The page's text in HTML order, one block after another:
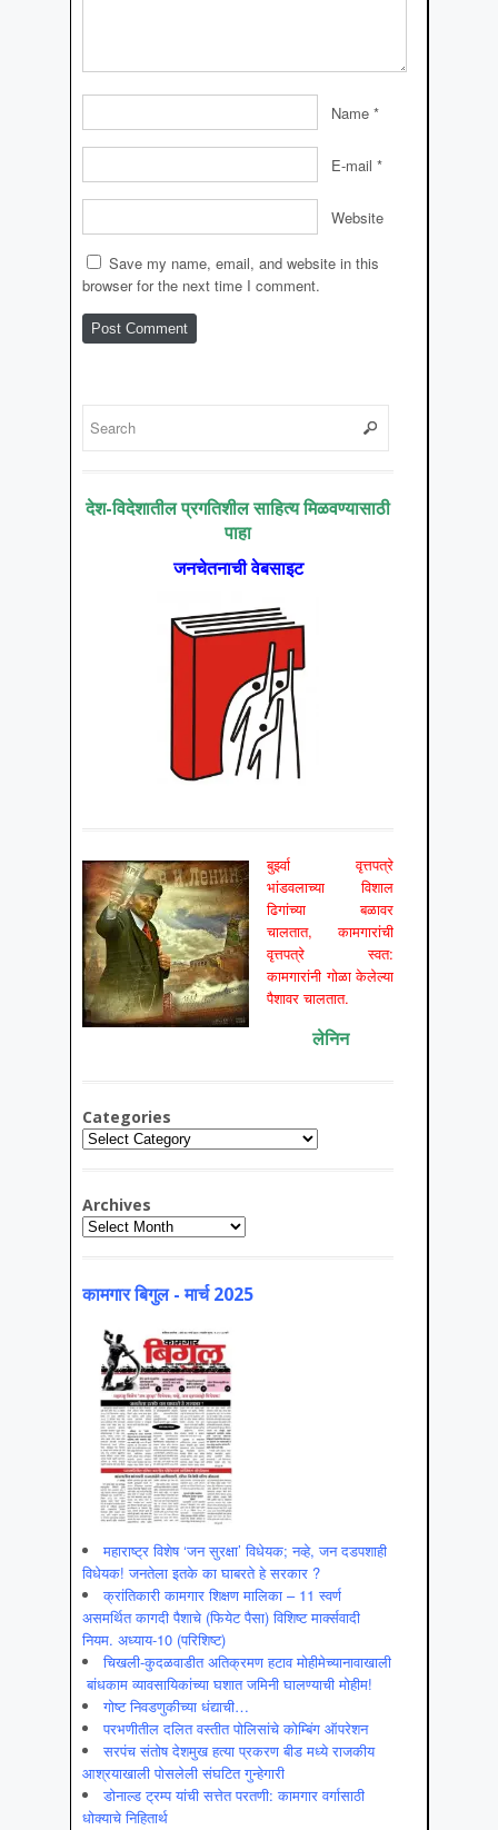
Name *
E-mail *
Website
Save my name, email, and website in this
browser for the next time I comment.
देश-विदेशातील प्रगतिशील साहित्य मिळवण्यासाठी
पाहा
जनचेतनाची वेबसाइट
बुर्झ्वा वृत्तपत्रे
भांडवलाच्या विशाल
ढिगांच्या बळावर
चालतात, कामगारांची
वृत्तपत्रे स्वत:
कामगारांनी गोळा केलेल्या
पैशावर चालतात.
लेनिन
Categories
Categories
Archives
Archives
कामगार बिगुल - मार्च 2025
महाराष्ट्र विशेष ‘जन सुरक्षा’ विधेयक; नव्हे, जन दडपशाही
विधेयक! जनतेला इतके का घाबरते हे सरकार ?
क्रांतिकारी कामगार शिक्षण मालिका – 11 स्वर्ण
असमर्थित कागदी पैशाचे (फियेट पैसा) विशिष्ट मार्क्सवादी
नियम. अध्याय-10 (परिशिष्ट)
चिखली-कुदळवाडीत अतिक्रमण हटाव मोहीमेच्यानावाखाली
बांधकाम व्यावसायिकांच्या घशात जमिनी घालण्याची मोहीम!
गोष्ट निवडणुकीच्या धंद्याची…
परभणीतील दलित वस्तीत पोलिसांचे कोम्बिंग ऑपरेशन
सरपंच संतोष देशमुख हत्या प्रकरण बीड मध्ये राजकीय
आश्रयाखाली पोसलेली संघटित गुन्हेगारी
डोनाल्ड ट्रम्प यांची सत्तेत परतणी: कामगार वर्गासाठी
धोक्याचे निहितार्थ